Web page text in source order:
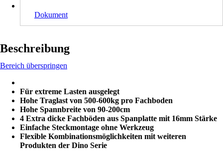
Dokument
Beschreibung
Bereich überspringen
Für extreme Lasten ausgelegt
Hohe Traglast von 500-600kg pro Fachboden
Hohe Spannbreite von 90-200cm
4 Extra dicke Fachböden aus Spanplatte mit 16mm Stärke
Einfache Steckmontage ohne Werkzeug
Flexible Kombinationsmöglichkeiten mit weiteren
Produkten der Dino Serie